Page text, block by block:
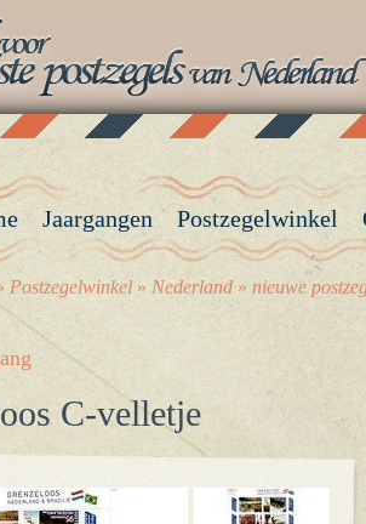
C-velletje
Jaargangen Postzegelwinkel
Postzegelwinkel » Nederland » nieuwe